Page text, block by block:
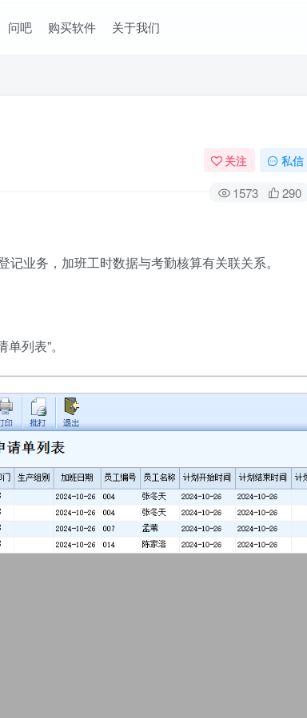
问吧 购买软件 关于我们
关注 私信
1573 290
业务，加班工时数据与考勤核算有关联关系。
列表”。